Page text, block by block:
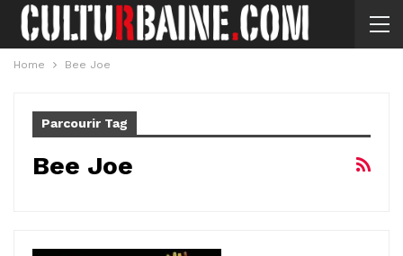
Home Bee Joe
Parcourir Tag
Bee Joe